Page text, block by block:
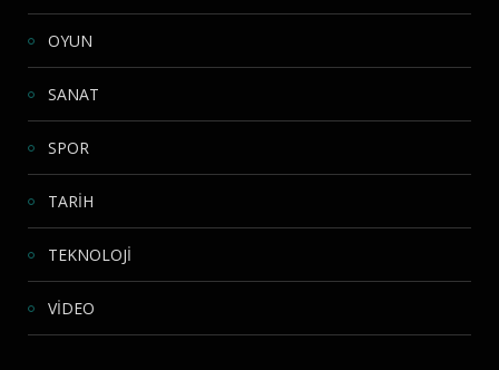
OYUN
SANAT
SPOR
TARİH
TEKNOLOJİ
VİDEO